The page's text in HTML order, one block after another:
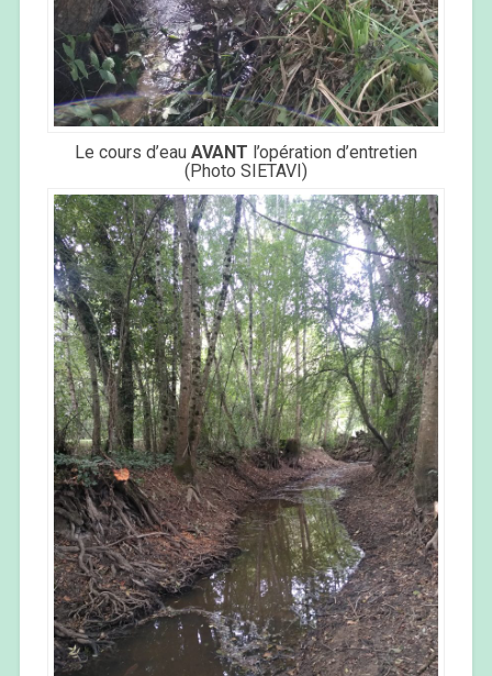
Le cours d’eau AVANT l’opération d’entretien
(Photo SIETAVI)